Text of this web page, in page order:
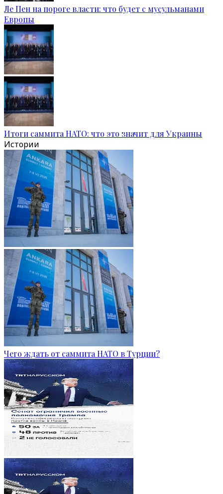
Ле Пен на пороге власти: что будет с мусульманами
Европы
Итоги саммита НАТО: что это значит для Украины
Истории
Чего ждать от саммита НАТО в Турции?